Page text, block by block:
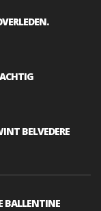
BELVEDERE
BALLENTINE